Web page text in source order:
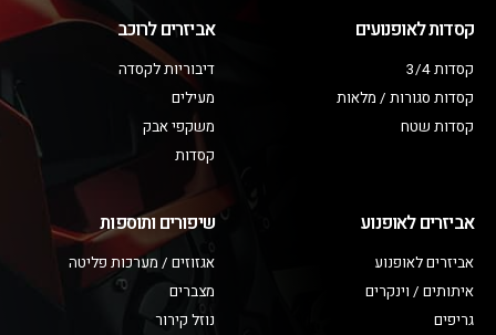
קסדות לאופנועים
קסדות 3/4
קסדות סגורות / מלאות
קסדות שטח
אביזרים לרוכב
דיבוריות לקסדה
מעילים
משקפי אבק
קסדות
אביזרים לאופנוע
אביזרים לאופנוע
איתותים / וינקרים
גריפים
שיפורים ותוספות
אגזוזים / מערכות פליטה
מצברים
נוזל קירור